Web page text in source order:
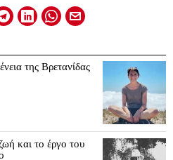
της Βρετανίδας
και το έργο του